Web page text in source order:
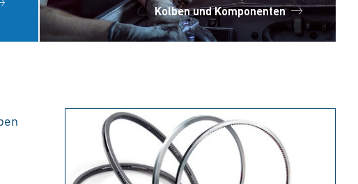
Kolben und Komponenten